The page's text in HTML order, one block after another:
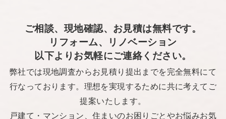
ご相談、現地確認、お見積は無料です。
リフォーム、リノベーション
以下よりお気軽にご連絡ください。
弊社では現地調査からお見積り提出までを完全無料にて
行なっております。理想を実現するために共に考えてご
提案いたします。
戸建て・マンション、住まいのお困りごとやお悩みお気